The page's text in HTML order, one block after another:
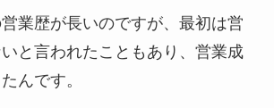
業歴が長いのですが、最初は営
と言われたこともあり、営業成
んです。